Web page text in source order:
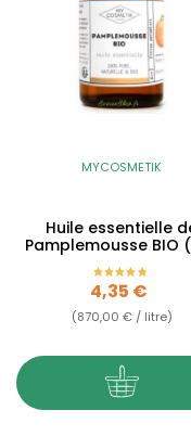
MYCOSMETIK
Huile essentielle
Pamplemousse BIO
Prix
4,35 €
(870,00 € / litre)